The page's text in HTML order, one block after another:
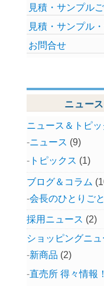
見積・サンプル
見積・サンプル
お問合せ
ニュー
ニュース＆トピッ
ニュース (9)
トピックス (1)
ブログ＆コラム
会長のひとりごと
採用ニュース (2)
ショッピングニュ
新商品 (2)
直売所 得々情報！